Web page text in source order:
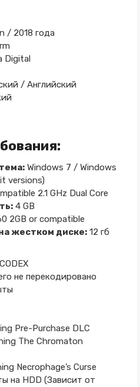
/ 2018 года
Digital
/ Английский
Windows 7 / Windows
versions)
2.1 GHz Dual Core
4 GB
2GB or compatible
жестком диске:12 гб
не перекодировано
Pre-Purchase DLC
The Chromaton
Necrophage’s Curse
на HDD (Зависит от